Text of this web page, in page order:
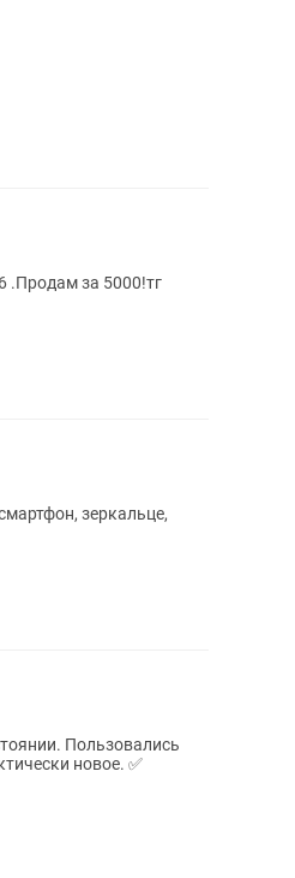
.Продам за 5000!тг
зеркальце,
Пользовались